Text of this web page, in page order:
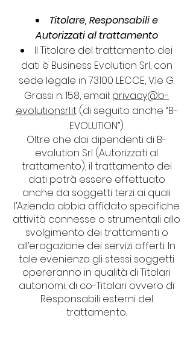
Titolare, Responsabili e
Autorizzati al trattamento
Il Titolare del trattamento dei
dati è Business Evolution Srl, con
sede legale in 73100 LECCE, V.le G.
Grassi n. 158, email: privacy@b-
evolutionsrl.it(di seguito anche “B-
EVOLUTION”).
Oltre che dai dipendenti di B-
evolution Srl (Autorizzati al
trattamento), il trattamento dei
dati potrà essere effettuato
anche da soggetti terzi ai quali
l’Azienda abbia affidato specifiche
attività connesse o strumentali allo
svolgimento dei trattamenti o
all’erogazione dei servizi offerti. In
tale evenienza gli stessi soggetti
opereranno in qualità di Titolari
autonomi, di co-Titolari ovvero di
Responsabili esterni del
trattamento.